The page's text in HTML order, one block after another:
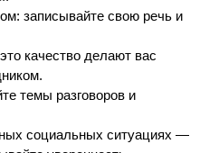
записывайте свою речь и
качество делают вас
темы разговоров и
социальных ситуациях —